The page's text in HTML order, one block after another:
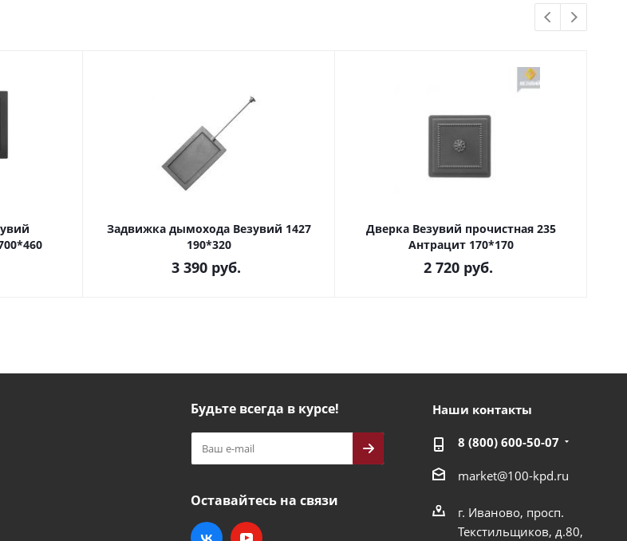
Задвижка дымохода Везувий 1427
190*320
3 390 руб.
Дверка Везувий прочистная 235
Антрацит 170*170
2 720 руб.
Будьте всегда в курсе!
Оставайтесь на связи
Наши контакты
8 (800) 600-50-07
market@100-kpd.ru
г. Иваново, просп.
Текстильщиков, д.80,